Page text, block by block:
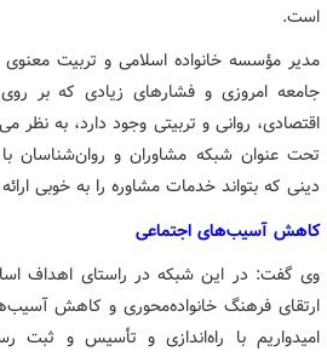
است.
مدیر مؤسسه خانواده اسلامی و تربیت
جامعه امروزی و فشارهای زیادی که بر
اقتصادی، روانی و تربیتی وجود دارد، به
تحت عنوان شبکه مشاوران و روان‌شناسان
دینی که بتواند خدمات مشاوره را به خوبی
کاهش آسیب‌های اجتماعی
وی گفت: در این شبکه در راستای اهداف
ارتقای فرهنگ خانواده‌محوری و کاهش
امیدواریم با راه‌اندازی و تأسیس و ثبت